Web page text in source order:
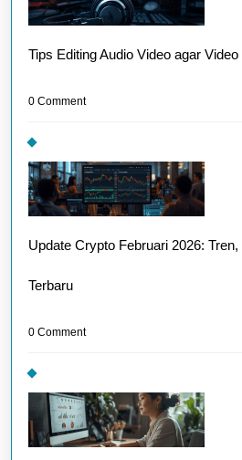
Tips Editing Audio Video agar
0 Comment
Update Crypto Februari 2026:
Terbaru
0 Comment